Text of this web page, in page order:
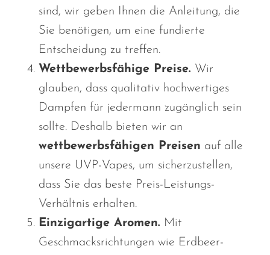
sind, wir geben Ihnen die Anleitung, die
Sie benötigen, um eine fundierte
Entscheidung zu treffen.
Wettbewerbsfähige Preise. Wir
glauben, dass qualitativ hochwertiges
Dampfen für jedermann zugänglich sein
sollte. Deshalb bieten wir an
wettbewerbsfähigen Preisen auf alle
unsere UVP-Vapes, um sicherzustellen,
dass Sie das beste Preis-Leistungs-
Verhältnis erhalten.
Einzigartige Aromen. Mit
Geschmacksrichtungen wie Erdbeer-